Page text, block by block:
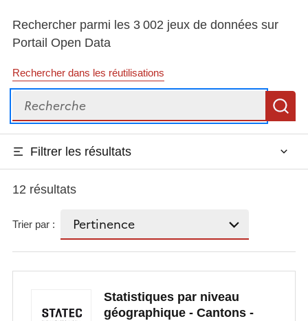
Rechercher parmi les 3 002 jeux de données sur
Portail Open Data
Rechercher dans les réutilisations
Recherche
Filtrer les résultats
12 résultats
Trier par :
Statistiques par niveau
géographique - Cantons -